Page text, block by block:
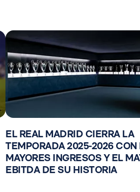
EL REAL MADRID CIERRA LA
TEMPORADA 2025-2026 CON
MAYORES INGRESOS Y EL
EBITDA DE SU HISTORIA